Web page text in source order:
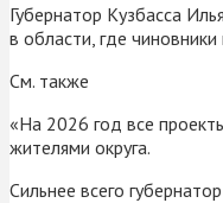
Губернатор Кузбасса
в области, где
См. также
«На 2026 год все
жителями округа.
Сильнее всего